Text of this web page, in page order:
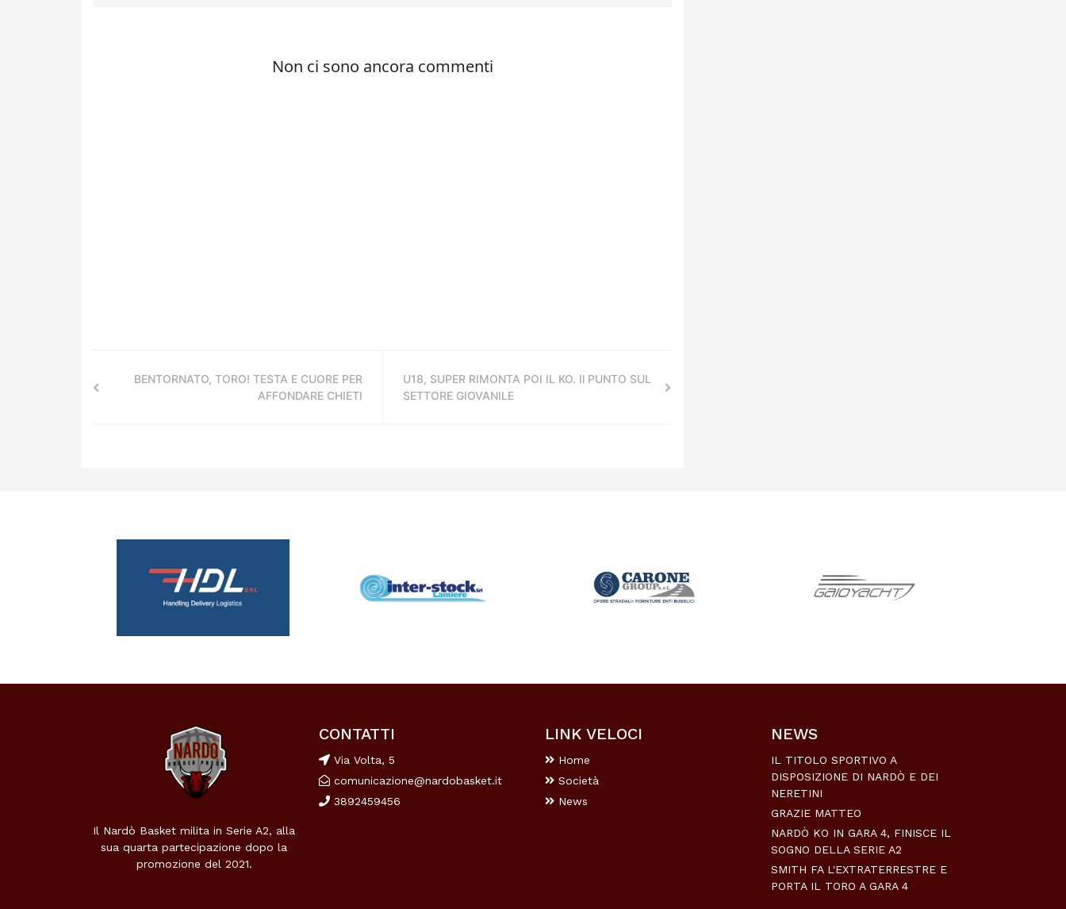
BENTORNATO, TORO! TESTA E CUORE PER
AFFONDARE CHIETI
U18, SUPER RIMONTA POI IL KO. Il PUNTO SUL
SETTORE GIOVANILE
Il Nardò Basket milita in Serie A2, alla
sua quarta partecipazione dopo la
promozione del 2021.
CONTATTI
Via Volta, 5
comunicazione@nardobasket.it
3892459456
LINK VELOCI
Home
Società
News
NEWS
IL TITOLO SPORTIVO A
DISPOSIZIONE DI NARDÒ E DEI
NERETINI
GRAZIE MATTEO
NARDÒ KO IN GARA 4, FINISCE IL
SOGNO DELLA SERIE A2
SMITH FA L'EXTRATERRESTRE E
PORTA IL TORO A GARA 4